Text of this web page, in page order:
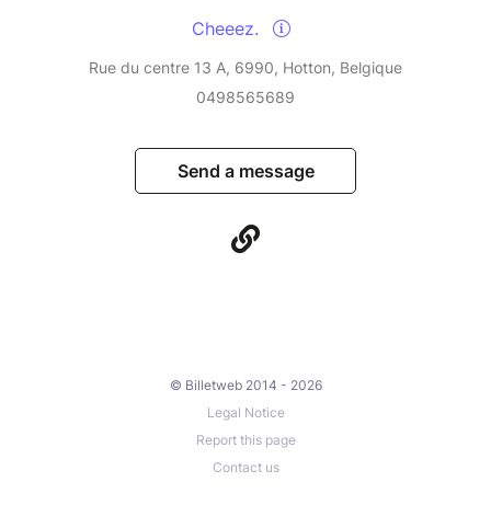
Cheeez.
Rue du centre 13 A, 6990, Hotton, Belgique
0498565689
Send a message
© Billetweb 2014 - 2026
Legal Notice
Report this page
Contact us